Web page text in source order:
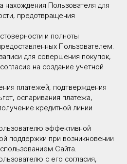
нахождения Пользователя для
предотвращения
и полноты
Пользователем.
для совершения покупок,
на создание учетной
платежей, подтверждения
оспаривания платежа,
кредитной линии
эффективной
поддержки при возникновении
Сайта.
с его согласия,